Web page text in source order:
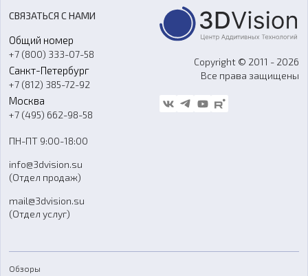
Оборудование и материалы для вакуумного литья
Аксессуары и прочее оборудование
Программное обеспечение
Ремонт и услуги
О компании
Контакты
Гос. закупки
Стать дилером
Блог
FAQ
СВЯЗАТЬСЯ С НАМИ
Общий номер
+7 (800) 333-07-58
Санкт-Петербург
+7 (812) 385-72-92
Москва
+7 (495) 662-98-58
ПН-ПТ 9:00-18:00
info@3dvision.su
(Отдел продаж)
mail@3dvision.su
(Отдел услуг)
Copyright © 2011 - 2026
Все права защищены
Обзоры